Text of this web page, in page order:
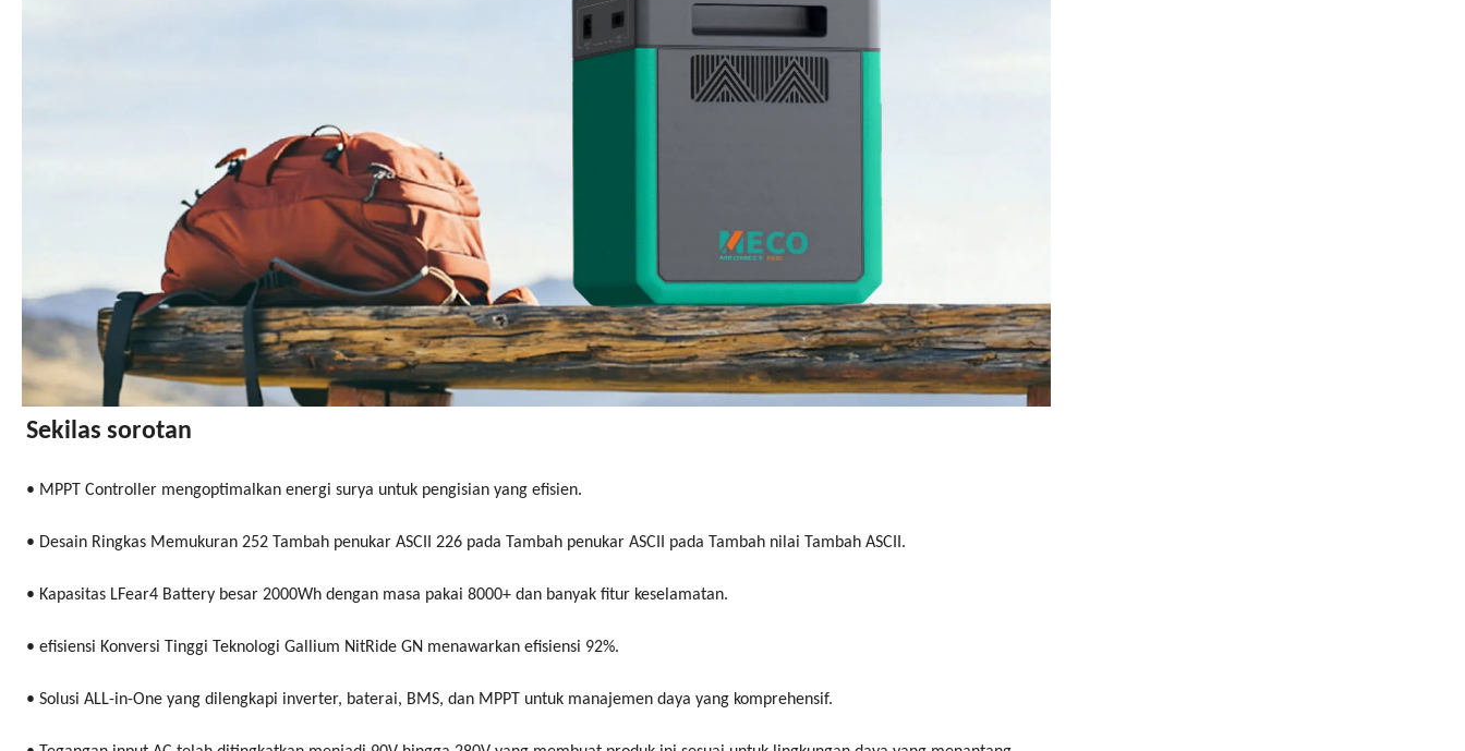
Sekilas sorotan
• MPPT Controller mengoptimalkan energi surya untuk pengisian yang efisien.
• Desain Ringkas Memukuran 252 Tambah penukar ASCII 226 pada Tambah penukar ASCII pada Tambah nilai Tambah ASCII.
• Kapasitas LFear4 Battery besar 2000Wh dengan masa pakai 8000+ dan banyak fitur keselamatan.
• efisiensi Konversi Tinggi Teknologi Gallium NitRide GN menawarkan efisiensi 92%.
• Solusi ALL-in-One yang dilengkapi inverter, baterai, BMS, dan MPPT untuk manajemen daya yang komprehensif.